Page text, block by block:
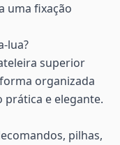
uma fixação
lua?
superior
organizada
e elegante.
pilhas,